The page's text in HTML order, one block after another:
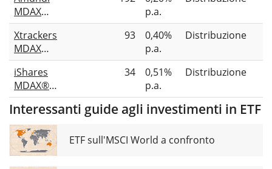
MDAX
UCITS
ETF Dist
p.a.
Xtrackers
MDAX
ESG
Screened
UCITS
ETF 1D
93
0,40%
p.a.
Distribuzione
iShares
MDAX®
UCITS
ETF (DE)
EUR
(Dist)
34
0,51%
p.a.
Distribuzione
Interessanti guide agli investimenti in ETF
ETF sull'MSCI World a confronto